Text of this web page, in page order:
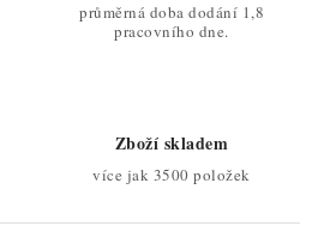
průměrná doba dodání 1,8
pracovního dne.
Zboží skladem
více jak 3500 položek